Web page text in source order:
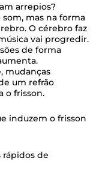
arrepios?
mas na forma
O cérebro faz
vai progredir.
de forma
mudanças
um refrão
o frisson.
induzem o frisson
rápidos de